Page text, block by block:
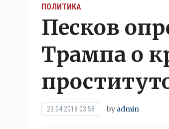
ПОЛИТИКА
Песков
Трампа о
23.04.2018 03:58 by admin